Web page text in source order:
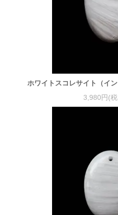
ホワイトスコレサイト（イ
3,980円(